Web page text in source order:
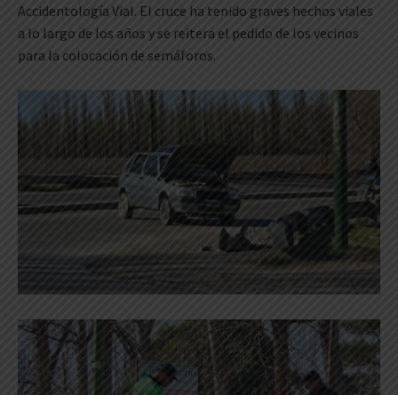
Accidentología Vial. El cruce ha tenido graves hechos viales
a lo largo de los años y se reitera el pedido de los vecinos
para la colocación de semáforos.